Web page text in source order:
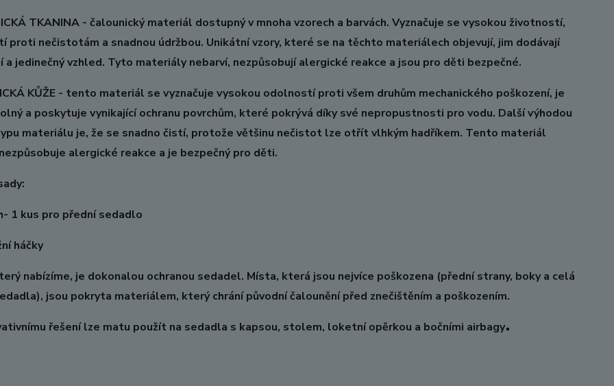
TKANINA - čalounický materiál dostupný v mnoha vzorech a barvách. Vyznačuje se vysokou životností,
proti nečistotám a snadnou údržbou. Unikátní vzory, které se na těchto materiálech objevují, jim dodávají
a jedinečný vzhled. Tyto materiály nebarví, nezpůsobují alergické reakce a jsou pro děti bezpečné.
KŮŽE - tento materiál se vyznačuje vysokou odolností proti všem druhům mechanického poškození, je
a poskytuje vynikající ochranu povrchům, které pokrývá díky své nepropustnosti pro vodu. Další výhodou
materiálu je, že se snadno čistí, protože většinu nečistot lze otřít vlhkým hadříkem. Tento materiál
alergické reakce a je bezpečný pro děti.
1 kus pro přední sedadlo
háčky
nabízíme, je dokonalou ochranou sedadel. Místa, která jsou nejvíce poškozena (přední strany, boky a celá
jsou pokryta materiálem, který chrání původní čalounění před znečištěním a poškozením.
řešení lze matu použít na sedadla s kapsou, stolem, loketní opěrkou a bočními airbagy.